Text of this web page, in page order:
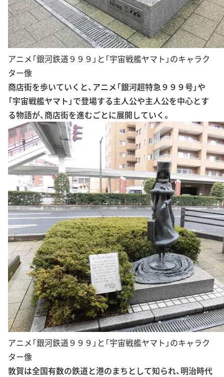
アニメ「銀河鉄道９９９」と「宇宙戦艦ヤマト」のキャラク
ター像
商店街を歩いていくと、アニメ「銀河超特急９９９号」や
「宇宙戦艦ヤマト」で登場する主人公や主人公を中心とす
る物語が、商店街を進むごとに展開していく。
アニメ「銀河鉄道９９９」と「宇宙戦艦ヤマト」のキャラク
ター像
敦賀は全国有数の鉄道と港のまちとして知られ、明治時代